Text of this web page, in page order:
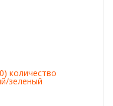
количество
зеленый